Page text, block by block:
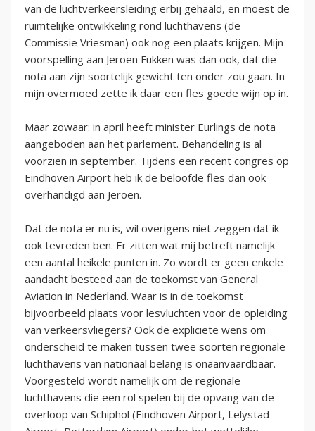
van de luchtverkeersleiding erbij gehaald, en moest de
ruimtelijke ontwikkeling rond luchthavens (de
Commissie Vriesman) ook nog een plaats krijgen. Mijn
voorspelling aan Jeroen Fukken was dan ook, dat die
nota aan zijn soortelijk gewicht ten onder zou gaan. In
mijn overmoed zette ik daar een fles goede wijn op in.
Maar zowaar: in april heeft minister Eurlings de nota
aangeboden aan het parlement. Behandeling is al
voorzien in september. Tijdens een recent congres op
Eindhoven Airport heb ik de beloofde fles dan ook
overhandigd aan Jeroen.
Dat de nota er nu is, wil overigens niet zeggen dat ik
ook tevreden ben. Er zitten wat mij betreft namelijk
een aantal heikele punten in. Zo wordt er geen enkele
aandacht besteed aan de toekomst van General
Aviation in Nederland. Waar is in de toekomst
bijvoorbeeld plaats voor lesvluchten voor de opleiding
van verkeersvliegers? Ook de expliciete wens om
onderscheid te maken tussen twee soorten regionale
luchthavens van nationaal belang is onaanvaardbaar.
Voorgesteld wordt namelijk om de regionale
luchthavens die een rol spelen bij de opvang van de
overloop van Schiphol (Eindhoven Airport, Lelystad